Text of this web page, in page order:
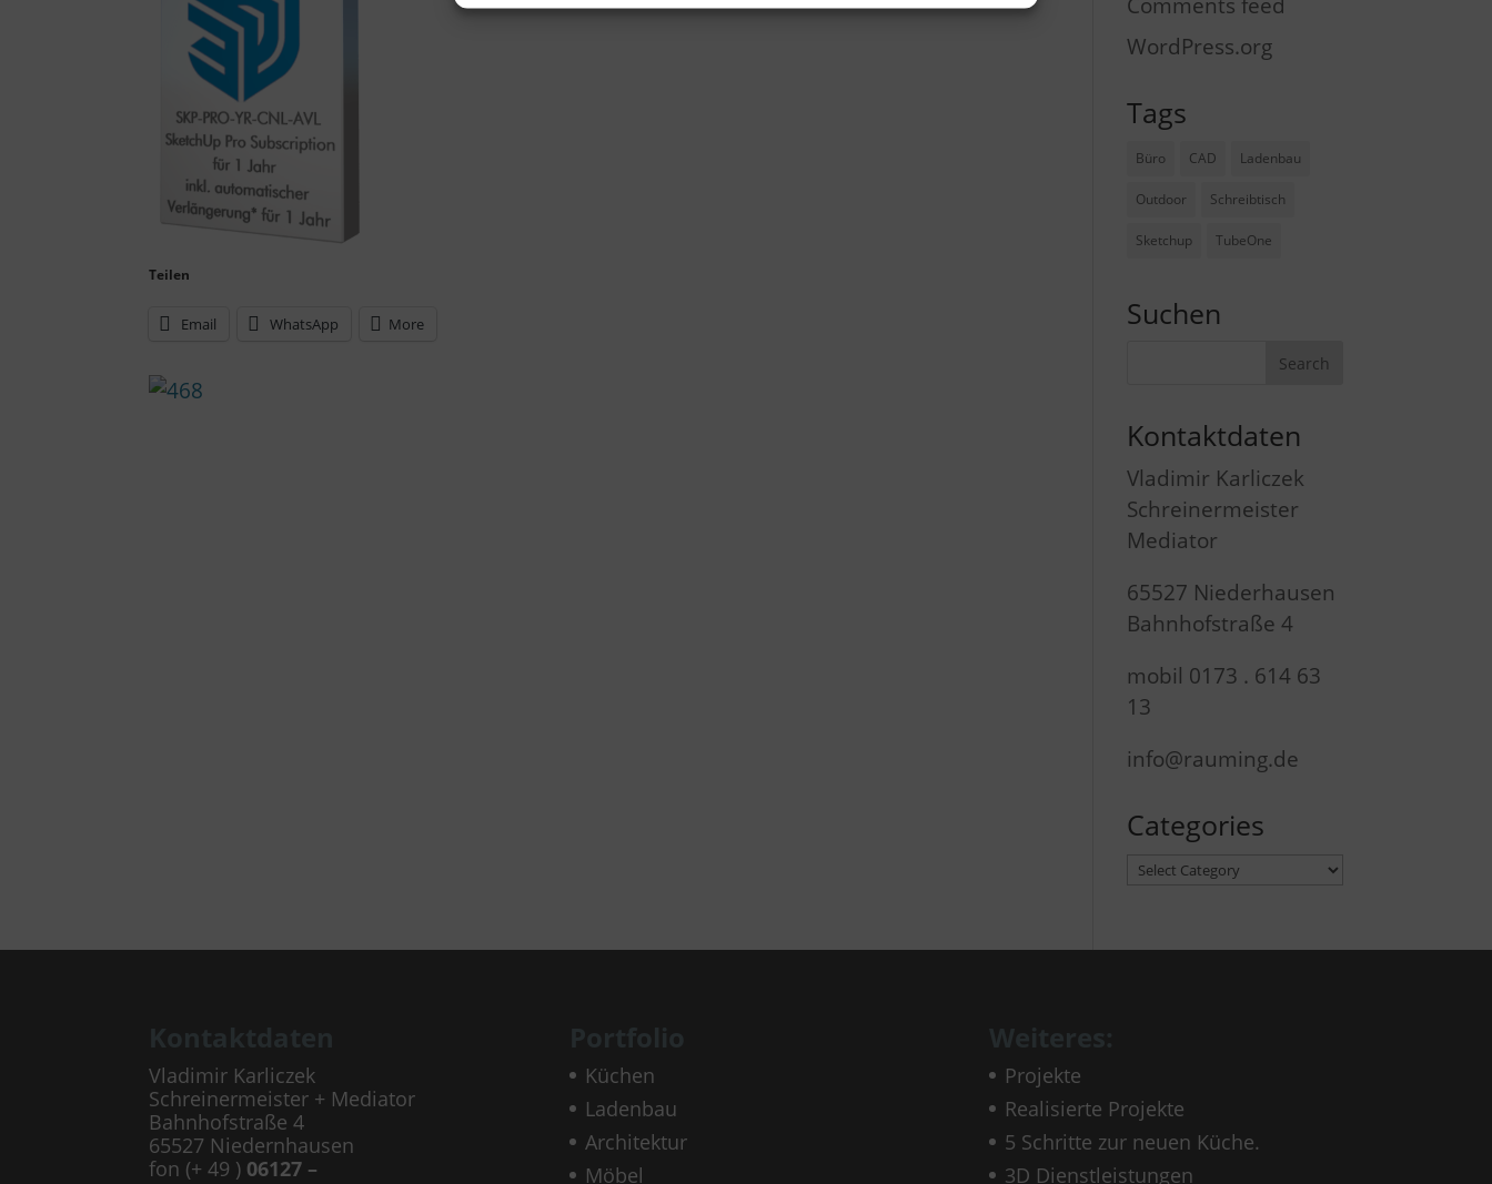
Teilen
Email WhatsApp More
WordPress.org
Tags
Büro CAD Ladenbau
Outdoor Schreibtisch
Sketchup TubeOne
Suchen
Kontaktdaten
Vladimir Karliczek
Schreinermeister
Mediator
65527 Niederhausen
Bahnhofstraße 4
mobil 0173 . 614 63
13
info@rauming.de
Categories
Categories
Vladimir Karliczek
Schreinermeister + Mediator
Bahnhofstraße 4
65527 Niedernhausen
fon (+ 49 ) 06127 –
Küchen
Ladenbau
Architektur
Möbel
Projekte
Realisierte Projekte
5 Schritte zur neuen Küche.
3D Dienstleistungen